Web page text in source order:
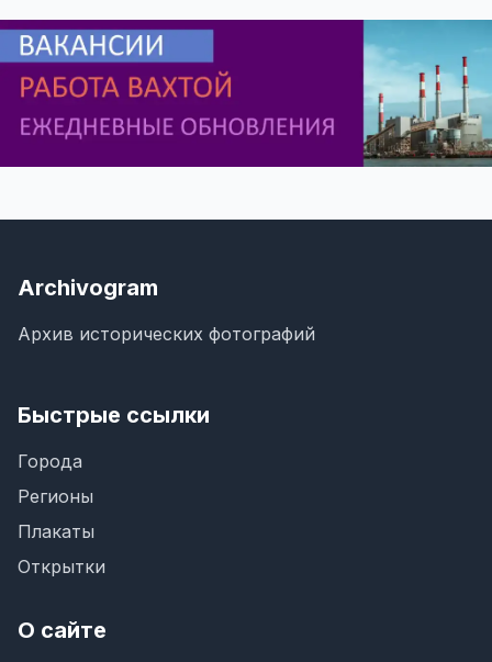
Archivogram
Архив исторических фотографий
Быстрые ссылки
Города
Регионы
Плакаты
Открытки
О сайте